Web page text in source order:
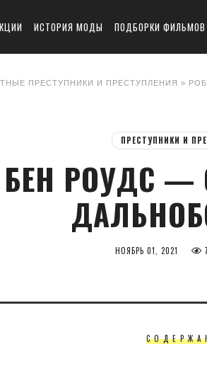
ИСТОРИЯ МОДЫ ПОДБОРКИ ФИЛЬМОВ
ПРЕСТУПНИКИ И ПРЕСТУПЛЕНИЯ »
ПРЕСТУПНИКИ И
БЕН РОУДС
НОЯБРЬ 01, 2021